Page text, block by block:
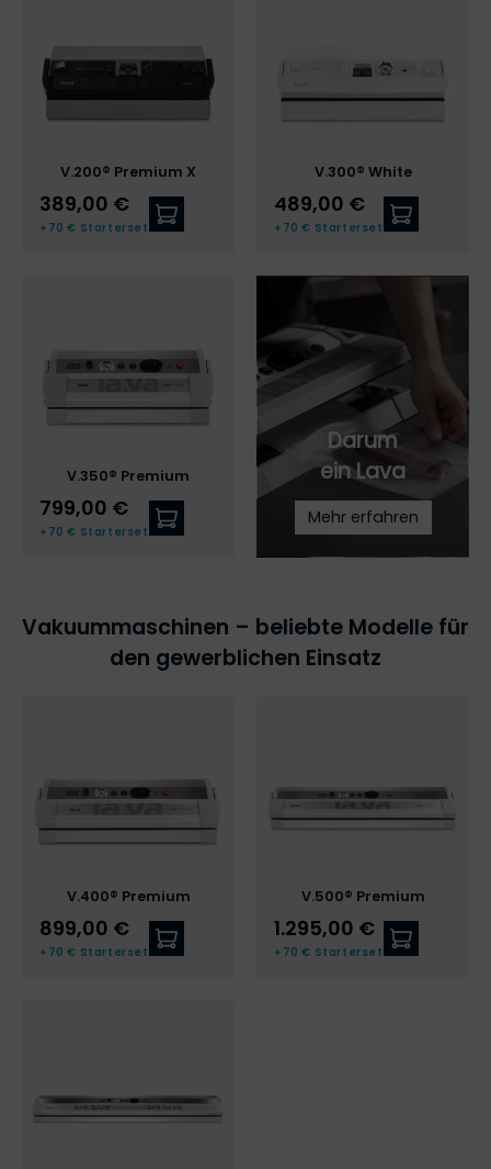
V.200® Premium X
389,00 €
+70 € Starterset Zum V.200® Premium X
V.300® White
489,00 €
+70 € Starterset Zum
V.350® Premium
799,00 €
+70 € Starterset Zum V.350® Premium
Darum
ein Lava
Mehr erfahren
Vakuummaschinen – beliebte Modelle für
den gewerblichen Einsatz
V.400® Premium
899,00 €
+70 € Starterset Zum V.400® Premium
V.500® Premium
1.295,00 €
+70 € Starterset Zum